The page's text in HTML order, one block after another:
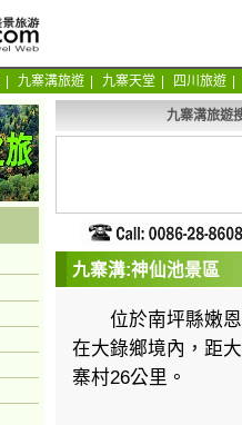
九寨溝旅遊 九寨天堂 四川旅遊
九寨溝旅遊
九寨溝:神仙池景區
位於南坪縣嫩恩
在大錄鄉境內，距
寨村26公里。